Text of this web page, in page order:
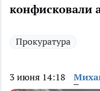
конфисковали
Прокуратура
3 июня 14:18